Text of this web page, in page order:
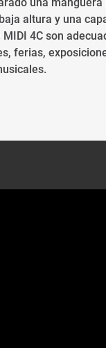
altura y una
4C son
ferias,